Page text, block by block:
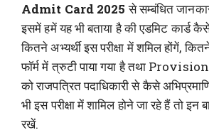
Admit Card 2025 से सम्बंधित
इसमें हमें यह भी बताया है की एडमिट कार्ड
कितने अभ्यर्थी इस परीक्षा में शमिल होंगें,
फॉर्म में त्रुटी पाया गया है तथा
को राजपत्रित पदाधिकारी से कैसे
भी इस परीक्षा में शामिल होने जा रहे हैं तो इन
रखें.